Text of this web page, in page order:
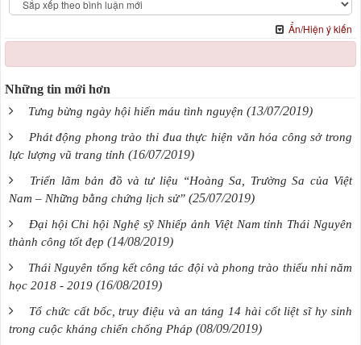
Ẩn/Hiện ý kiến
Những tin mới hơn
Tưng bừng ngày hội hiến máu tình nguyện (13/07/2019)
Phát động phong trào thi đua thực hiện văn hóa công sở trong
lực lượng vũ trang tỉnh (16/07/2019)
Triển lãm bản đồ và tư liệu “Hoàng Sa, Trường Sa của Việt
Nam – Những bằng chứng lịch sử” (25/07/2019)
Đại hội Chi hội Nghệ sỹ Nhiếp ảnh Việt Nam tỉnh Thái Nguyên
thành công tốt đẹp (14/08/2019)
Thái Nguyên tổng kết công tác đội và phong trào thiếu nhi năm
học 2018 - 2019 (16/08/2019)
Tổ chức cất bốc, truy điệu và an táng 14 hài cốt liệt sĩ hy sinh
trong cuộc kháng chiến chống Pháp (08/09/2019)